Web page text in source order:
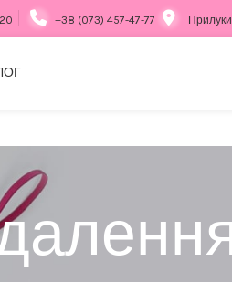
+38 (073) 457-47-77